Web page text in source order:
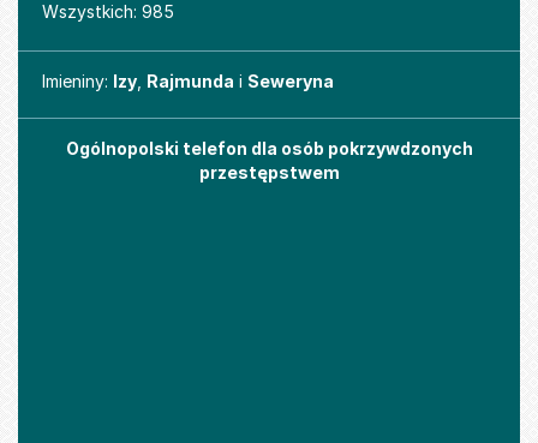
Wszystkich: 985
Imieniny
Imieniny: Izy Rajmunda i Seweryna
Ogólnopolski telefon dla osób pokrzywdzonych
przestępstwem